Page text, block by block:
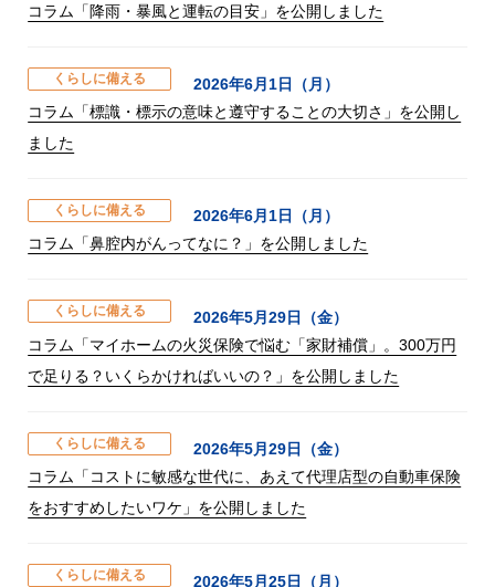
コラム「降雨・暴風と運転の目安」を公開しました
くらしに備える
2026年6月1日（月）
コラム「標識・標示の意味と遵守することの大切さ」を公開し
ました
くらしに備える
2026年6月1日（月）
コラム「鼻腔内がんってなに？」を公開しました
くらしに備える
2026年5月29日（金）
コラム「マイホームの火災保険で悩む「家財補償」。300万円
で足りる？いくらかければいいの？」を公開しました
くらしに備える
2026年5月29日（金）
コラム「コストに敏感な世代に、あえて代理店型の自動車保険
をおすすめしたいワケ」を公開しました
くらしに備える 2026年5月25日（月）